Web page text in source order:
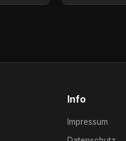
Info
Impressum